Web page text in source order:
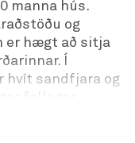
manna hús.
og
er hægt að sitja
Í
hvít sandfjara og